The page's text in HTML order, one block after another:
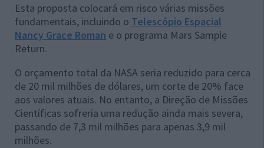
Esta proposta colocará em risco várias missões
fundamentais, incluindo o Telescópio Espacial
Nancy Grace Roman e o programa Mars Sample
Return.
O orçamento total da NASA seria reduzido para cerca
de 20 mil milhões de dólares, um corte de 20% face
aos valores atuais. No entanto, a Direção de Missões
Científicas sofreria uma redução ainda mais severa,
passando de 7,3 mil milhões para apenas 3,9 mil
milhões.